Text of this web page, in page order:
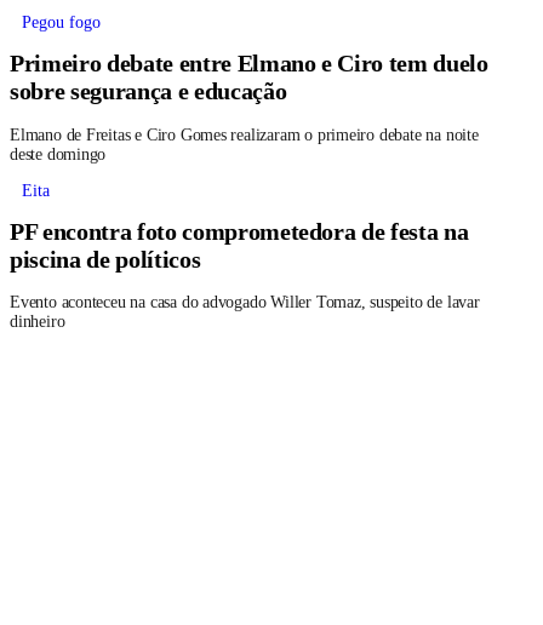
Pegou fogo
Primeiro debate entre Elmano e Ciro tem duelo
sobre segurança e educação
Elmano de Freitas e Ciro Gomes realizaram o primeiro debate na noite
deste domingo
Eita
PF encontra foto comprometedora de festa na
piscina de políticos
Evento aconteceu na casa do advogado Willer Tomaz, suspeito de lavar
dinheiro